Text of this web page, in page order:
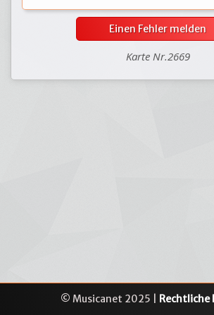
Einen Fehler melden
Karte Nr.2669
© Musicanet 2025 | Rechtliche